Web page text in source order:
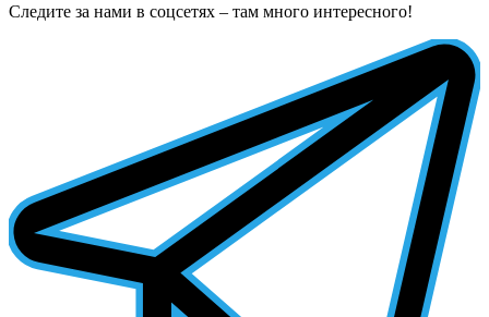
Следите за нами в соцсетях – там много интересного!